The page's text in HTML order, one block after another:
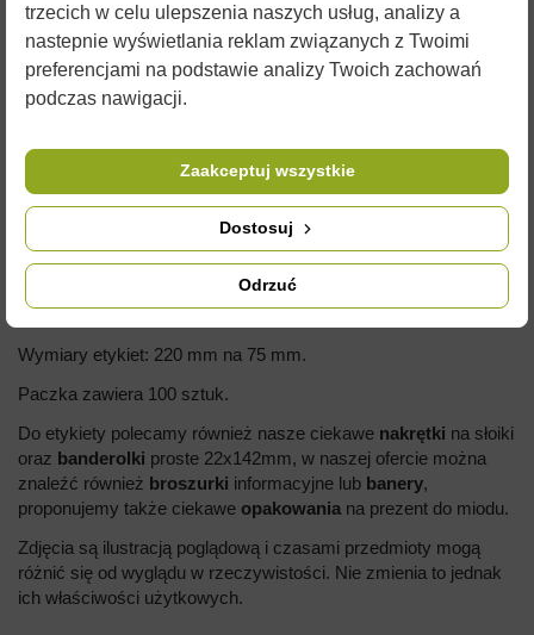
Paczka etykiet samoprzylepnych na miód.
Wymiary etykiet: 220 mm na 75 mm.
Paczka zawiera 100 sztuk.
Do etykiety polecamy również nasze ciekawe nakrętki na słoiki
oraz banderolki proste 22x142mm, w naszej ofercie można
znaleźć również broszurki informacyjne lub banery,
proponujemy także ciekawe opakowania na prezent do miodu.
Zdjęcia są ilustracją poglądową i czasami przedmioty mogą
różnić się od wyglądu w rzeczywistości. Nie zmienia to jednak
ich właściwości użytkowych.
trzecich w celu ulepszenia naszych usług, analizy a
nastepnie wyświetlania reklam związanych z Twoimi
preferencjami na podstawie analizy Twoich zachowań
podczas nawigacji.
Odrzuć
Dostosuj
Zaakceptuj wszystkie